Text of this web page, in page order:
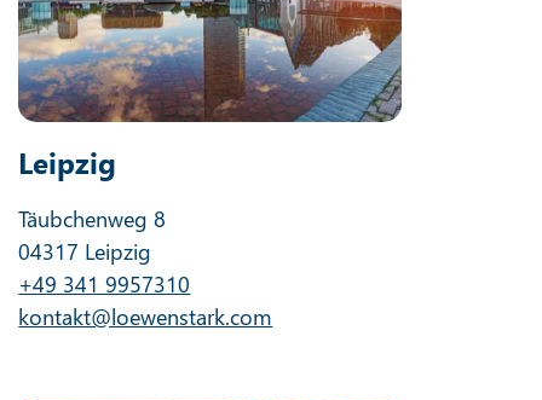
Leipzig
Täubchenweg 8
04317 Leipzig
+49 341 9957310
kontakt@loewenstark.com